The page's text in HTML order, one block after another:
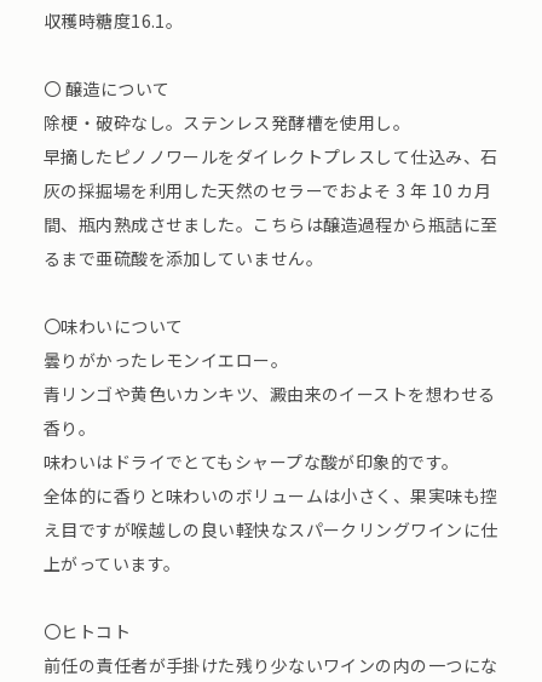
収穫時糖度16.1。
〇 醸造について
除梗・破砕なし。ステンレス発酵槽を使用し。
早摘したピノノワールをダイレクトプレスして仕込み、石
灰の採掘場を利用した天然のセラーでおよそ 3 年 10 カ月
間、瓶内熟成させました。こちらは醸造過程から瓶詰に至
るまで亜硫酸を添加していません。
〇味わいについて
曇りがかったレモンイエロー。
青リンゴや黄色いカンキツ、澱由来のイーストを想わせる
香り。
味わいはドライでとてもシャープな酸が印象的です。
全体的に香りと味わいのボリュームは小さく、果実味も控
え目ですが喉越しの良い軽快なスパークリングワインに仕
上がっています。
〇ヒトコト
前任の責任者が手掛けた残り少ないワインの内の一つにな